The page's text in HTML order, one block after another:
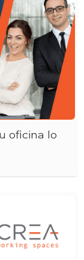
oficina lo